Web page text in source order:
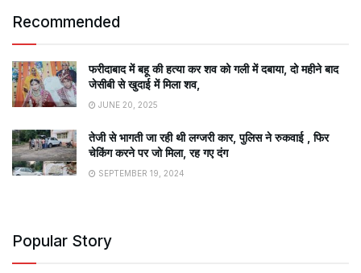
Recommended
फरीदाबाद में बहू की हत्या कर शव को गली में दबाया, दो महीने बाद
जेसीबी से खुदाई में मिला शव,
JUNE 20, 2025
तेजी से भागती जा रही थी लग्जरी कार, पुलिस ने रुकवाई , फिर
चेकिंग करने पर जो मिला, रह गए दंग
SEPTEMBER 19, 2024
Popular Story